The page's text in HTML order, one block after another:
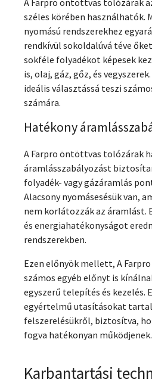
széles körében használhatók.
nyomású rendszerekhez
rendkívül sokoldalúvá téve
sokféle folyadékot képesek
is, olaj, gáz, gőz, és
ideális választássá teszi
számára.
Hatékony
A Farpro öntöttvas tolózárak
áramlásszabályozást
folyadék- vagy gázáramlás
Alacsony nyomásesésük van,
nem korlátozzák az áramlást.
és energiahatékonyságot
rendszerekben.
Ezen előnyök mellett, A
számos egyéb előnyt is
egyszerű telepítés és kezelés.
egyértelmű utasításokat
felszerelésükről, biztosítva,
fogva hatékonyan működjenek.
Karbantartási